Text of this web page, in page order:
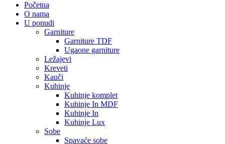
Početna
O nama
U ponudi
Garniture
Garniture TDF
Ugaone garniture
Ležajevi
Kreveti
Kauči
Kuhinje
Kuhinje komplet
Kuhinje In MDF
Kuhinje In
Kuhinje Lux
Sobe
Spavaće sobe